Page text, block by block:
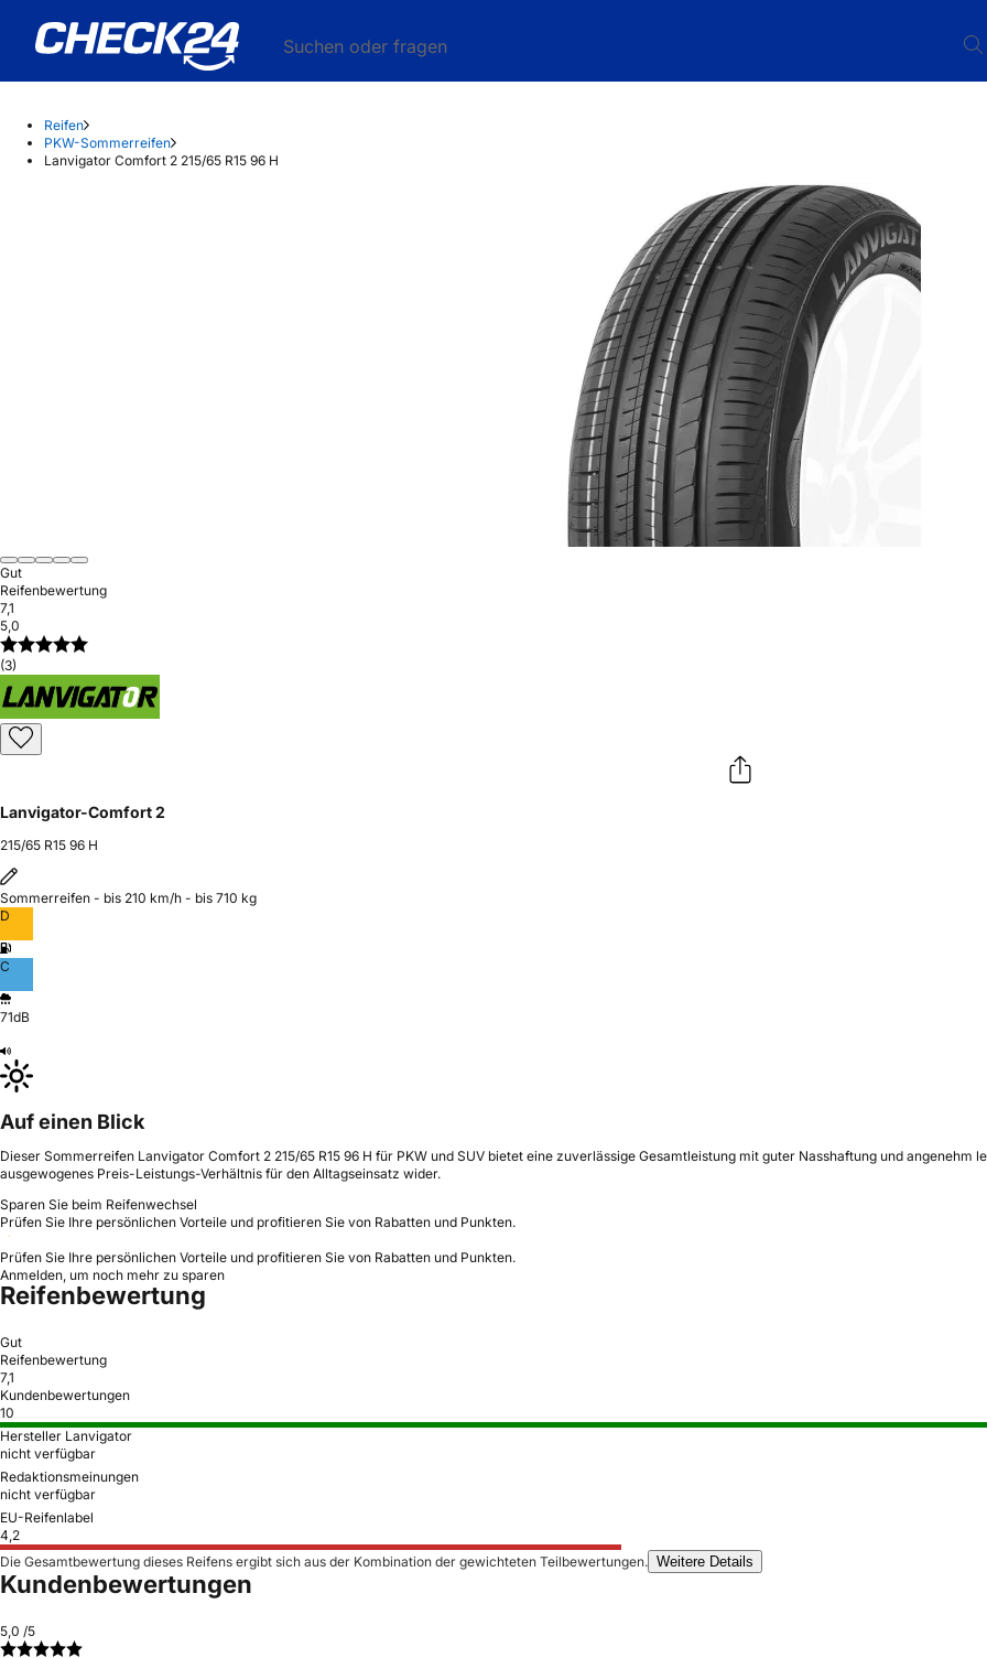
Suchen oder fragen
Reifen
PKW-Sommerreifen
Lanvigator Comfort 2 215/65 R15 96 H
Gut
Reifenbewertung
7,1
5,0
(3)
Lanvigator-Comfort 2
215/65 R15 96 H
Sommerreifen - bis 210 km/h - bis 710 kg
D
C
71dB
Auf einen Blick
Dieser Sommerreifen Lanvigator Comfort 2 215/65 R15 96 H für PKW und SUV bietet eine zuverlässige Gesamtleistung mit guter Nasshaftung und
ausgewogenes Preis-Leistungs-Verhältnis für den Alltagseinsatz wider.
Sparen Sie beim Reifenwechsel
Prüfen Sie Ihre persönlichen Vorteile und profitieren Sie von Rabatten und Punkten.
Prüfen Sie Ihre persönlichen Vorteile und profitieren Sie von Rabatten und Punkten.
Anmelden, um noch mehr zu sparen
Reifenbewertung
Gut
Reifenbewertung
7,1
Kundenbewertungen
10
Hersteller Lanvigator
nicht verfügbar
Redaktionsmeinungen
nicht verfügbar
EU-Reifenlabel
4,2
Die Gesamtbewertung dieses Reifens ergibt sich aus der Kombination der gewichteten Teilbewertungen. Weitere Details
Kundenbewertungen
5,0 /5